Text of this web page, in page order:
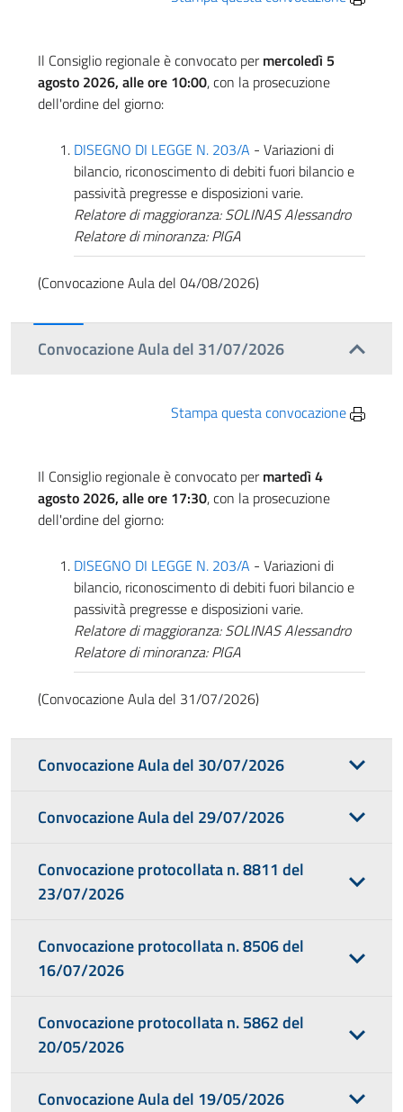
Il Consiglio regionale è convocato permercoledì 5
agosto 2026, alle ore 10:00, con la prosecuzione
dell'ordine del giorno:
DISEGNO DI LEGGE N. 203/A - Variazioni di
bilancio, riconoscimento di debiti fuori bilancio e
passività pregresse e disposizioni varie.
Relatore di maggioranza: SOLINAS Alessandro
Relatore di minoranza: PIGA
(Convocazione Aula del 04/08/2026)
Convocazione Aula del 31/07/2026
Stampa questa convocazione
Il Consiglio regionale è convocato permartedì 4
agosto 2026, alle ore 17:30, con la prosecuzione
dell'ordine del giorno:
DISEGNO DI LEGGE N. 203/A - Variazioni di
bilancio, riconoscimento di debiti fuori bilancio e
passività pregresse e disposizioni varie.
Relatore di maggioranza: SOLINAS Alessandro
Relatore di minoranza: PIGA
(Convocazione Aula del 31/07/2026)
Convocazione Aula del 30/07/2026
Convocazione Aula del 29/07/2026
Convocazione protocollata n. 8811 del
23/07/2026
Convocazione protocollata n. 8506 del
16/07/2026
Convocazione protocollata n. 5862 del
20/05/2026
Convocazione Aula del 19/05/2026